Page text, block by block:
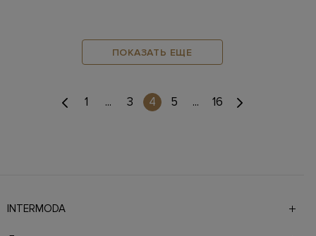
ПОКАЗАТЬ ЕЩЕ
1 ... 3 4(current)
5 ... 16
INTERMODA